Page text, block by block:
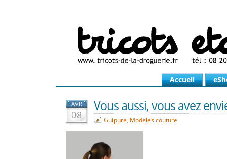
Accueil
AVR
08
Vous aussi, vous avez
Guipure, Modèles couture